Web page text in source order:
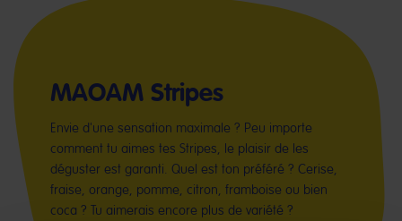
MAOAM Stripes
Envie d'une sensation maximale ? Peu importe
comment tu aimes tes Stripes, le plaisir de les
déguster est garanti. Quel est ton préféré ? Cerise,
fraise, orange, pomme, citron, framboise ou bien
coca ? Tu aimerais encore plus de variété ?